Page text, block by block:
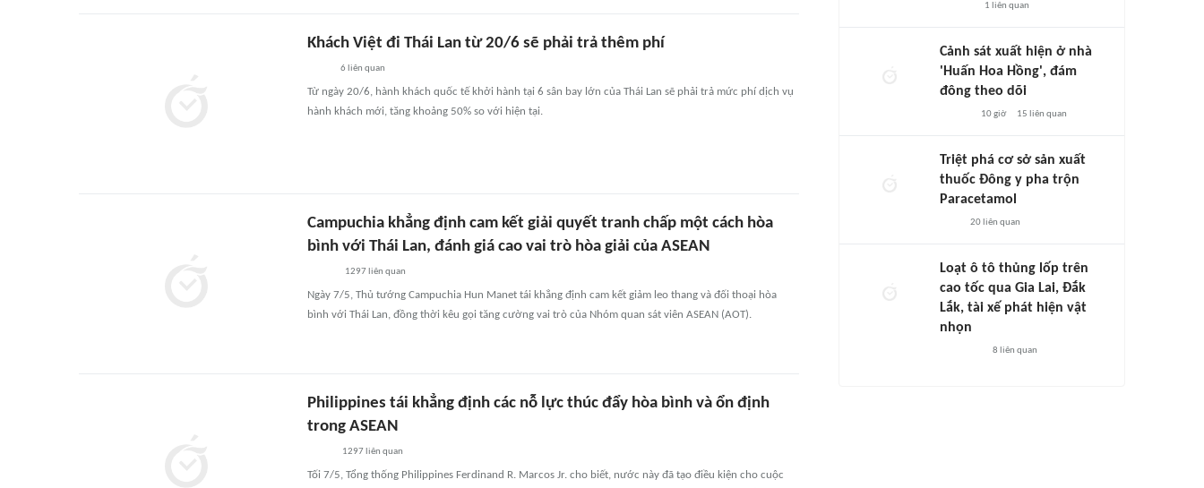
Khách Việt đi Thái Lan từ 20/6 sẽ phải trả thêm phí
6 liên quan
Từ ngày 20/6, hành khách quốc tế khởi hành tại 6 sân bay lớn của Thái Lan sẽ phải trả mức phí dịch vụ
hành khách mới, tăng khoảng 50% so với hiện tại.
Campuchia khẳng định cam kết giải quyết tranh chấp một cách hòa
bình với Thái Lan, đánh giá cao vai trò hòa giải của ASEAN
1297 liên quan
Ngày 7/5, Thủ tướng Campuchia Hun Manet tái khẳng định cam kết giảm leo thang và đối thoại hòa
bình với Thái Lan, đồng thời kêu gọi tăng cường vai trò của Nhóm quan sát viên ASEAN (AOT).
Philippines tái khẳng định các nỗ lực thúc đẩy hòa bình và ổn định
trong ASEAN
1297 liên quan
Tối 7/5, Tổng thống Philippines Ferdinand R. Marcos Jr. cho biết, nước này đã tạo điều kiện cho cuộc
1 liên quan
Cảnh sát xuất hiện ở nhà
'Huấn Hoa Hồng', đám
đông theo dõi
10 giờ 15 liên quan
Triệt phá cơ sở sản xuất
thuốc Đông y pha trộn
Paracetamol
20liên quan
Loạt ô tô thủng lốp trên
cao tốc qua Gia Lai, Đắk
Lắk, tài xế phát hiện vật
nhọn
8 liên quan